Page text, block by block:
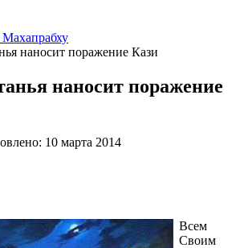
наносит поражение Кази
наносит поражение
10 марта 2014
Всем
Своим